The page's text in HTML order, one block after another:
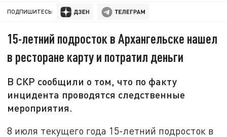
ПОДПИШИТЕСЬ:
15-летний подросток в Архангельске нашел
в ресторане карту и потратил деньги
В СКР сообщили о том, что по факту
инцидента проводятся следственные
мероприятия.
8 июля текущего года 15-летний подросток в